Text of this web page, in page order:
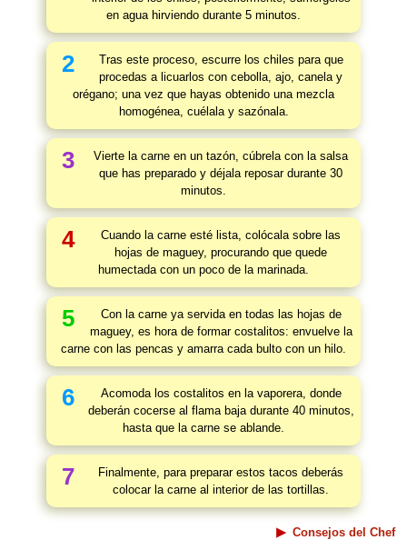
en agua hirviendo durante 5 minutos.
2
Tras este proceso, escurre los chiles para que
procedas a licuarlos con cebolla, ajo, canela y
orégano; una vez que hayas obtenido una mezcla
homogénea, cuélala y sazónala.
3
Vierte la carne en un tazón, cúbrela con la salsa
que has preparado y déjala reposar durante 30
minutos.
4
Cuando la carne esté lista, colócala sobre las
hojas de maguey, procurando que quede
humectada con un poco de la marinada.
5
Con la carne ya servida en todas las hojas de
maguey, es hora de formar costalitos: envuelve la
carne con las pencas y amarra cada bulto con un hilo.
6
Acomoda los costalitos en la vaporera, donde
deberán cocerse al flama baja durante 40 minutos,
hasta que la carne se ablande.
7
Finalmente, para preparar estos tacos deberás
colocar la carne al interior de las tortillas.
Consejos del Chef